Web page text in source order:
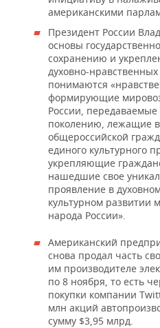
американскими
Президент России
основы
сохранению и
духовно-
понимаются
формирующие
России, передаваемые
поколению, лежащие
общероссийской
единого культурного
укрепляющие
нашедшие свое
проявление в
культурном развитии
народа России».
Американский
снова продал часть
им производителе
по 8 ноября, то есть
покупки компании
млн акций
сумму $3,95 млрд.